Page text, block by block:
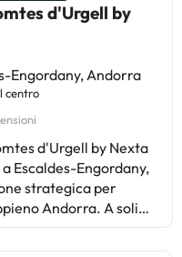
d'Urgell by
Engordany, Andorra
centro
d'Urgell by Nexta
Escaldes-Engordany,
strategica per
Andorra. A soli